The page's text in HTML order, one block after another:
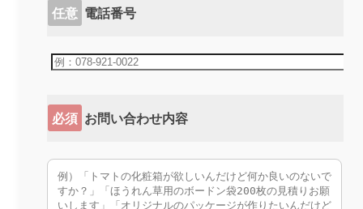
任意 電話番号
必須 お問い合わせ内容